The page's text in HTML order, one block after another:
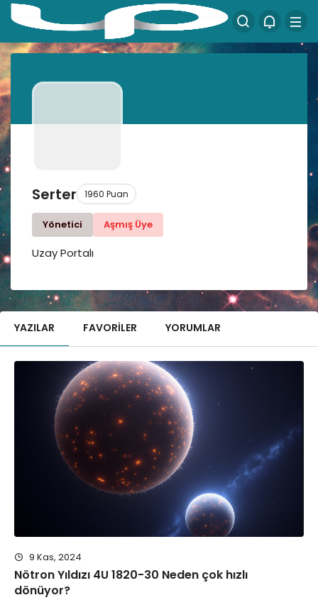
Serter 1960 Puan
Yönetici Aşmış Üye
Uzay Portalı
YAZILAR FAVORILER YORUMLAR
9 Kas, 2024
Nötron Yıldızı 4U 1820-30 Neden çok hızlı
dönüyor?